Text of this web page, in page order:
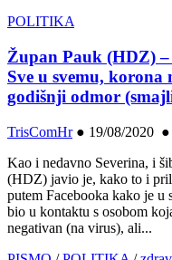
POLITIKA
Župan Pauk (HDZ)
Sve u svemu,
godišnji odmor
TrisComHr● 19/08/2020 ●
Kao i nedavno Severina, i
(HDZ) javio je, kako to i
putem Facebooka kako je
bio u kontaktu s osobom
negativan (na virus), ali...